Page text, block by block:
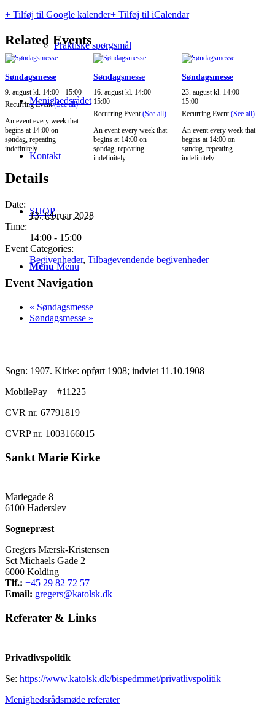
Praktiske spørgsmål
Menighedsrådet
Kontakt
SHOP
Menu Menu
+ Tilføj til Google kalender+ Tilføj til iCalendar
Related Events
Søndagsmesse
9. august kl. 14:00 - 15:00
Recurring Event(See all)
An event every week that
begins at 14:00 on
søndag, repeating
indefinitely
Søndagsmesse
16. august kl. 14:00-
15:00
Recurring Event (See all)
An event every week that
begins at 14:00 on
søndag, repeating
indefinitely
Søndagsmesse
23. august kl. 14:00-
15:00
Recurring Event (See all)
An event every week that
begins at 14:00 on
søndag, repeating
indefinitely
Details
Date:
13. februar 2028
Time:
14:00 - 15:00
Event Categories:
Begivenheder, Tilbagevendende begivenheder
Event Navigation
« Søndagsmesse
Søndagsmesse »
Sogn: 1907. Kirke: opført 1908; indviet 11.10.1908
MobilePay – #11225
CVR nr. 67791819
CVRP nr. 1003166015
Sankt Marie Kirke
Mariegade 8
6100 Haderslev
Sognepræst
Gregers Mærsk-Kristensen
Sct Michaels Gade 2
6000 Kolding
Tlf.: +45 29 82 72 57
Email: gregers@katolsk.dk
Referater & Links
Privatlivspolitik
Se: https://www.katolsk.dk/bispedmmet/privatlivspolitik
Menighedsrådsmøde referater